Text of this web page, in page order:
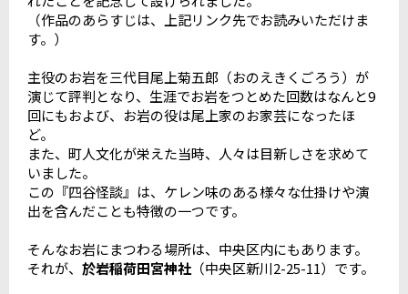
（作品のあらすじは、上記リンク先でお読みいただけま
す。）
主役のお岩を三代目尾上菊五郎（おのえきくごろう）が
演じて評判となり、生涯でお岩をつとめた回数はなんと9
回にもおよび、お岩の役は尾上家のお家芸になったほ
ど。
また、町人文化が栄えた当時、人々は目新しさを求めて
いました。
この『四谷怪談』は、ケレン味のある様々な仕掛けや演
出を含んだことも特徴の一つです。
そんなお岩にまつわる場所は、中央区内にもあります。
それが、 於岩稲荷田宮神社 （中央区新川2-25-11）です。